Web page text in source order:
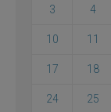
3 4
10 11
17 18
24 25